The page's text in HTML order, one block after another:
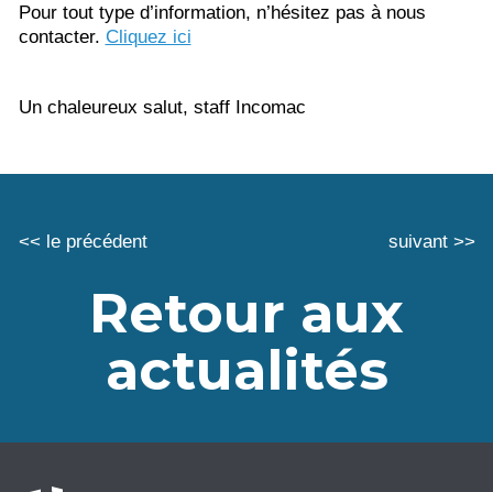
Pour tout type d’information, n’hésitez pas à nous
contacter. Cliquez ici
Un chaleureux salut, staff Incomac
<< le précédent suivant >>
Retour aux
actualités